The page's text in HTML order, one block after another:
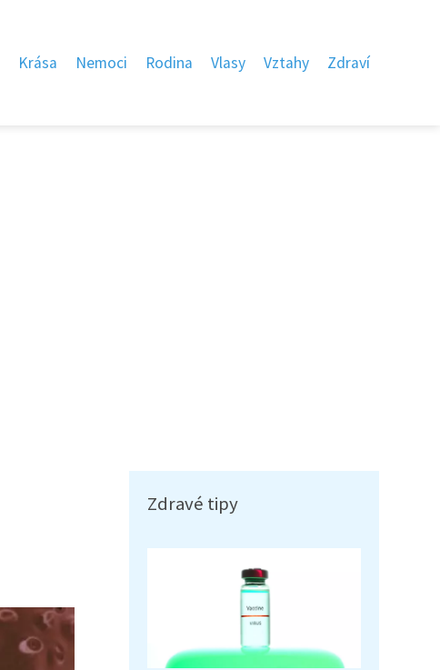
Krása Nemoci Rodina Vlasy Vztahy Zdraví
Zdravé tipy